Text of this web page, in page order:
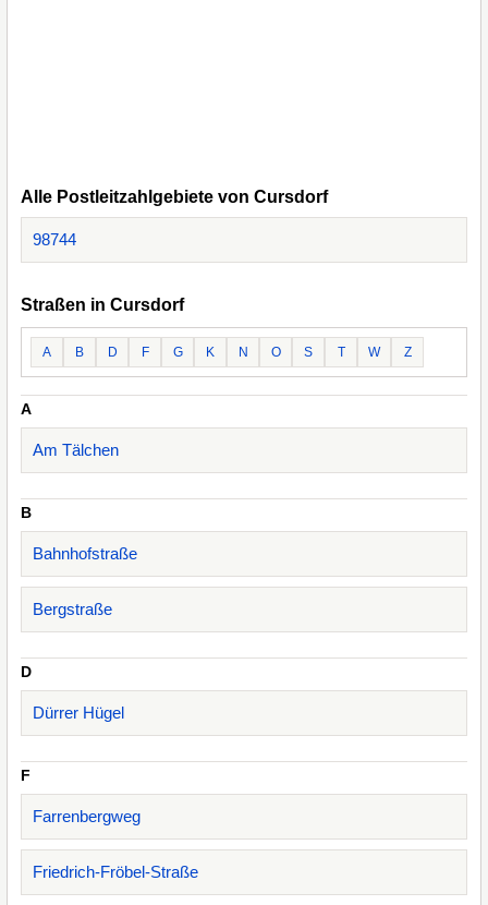
Alle Postleitzahlgebiete von Cursdorf
98744
Straßen in Cursdorf
A B D F G K N O S T W Z
A
Am Tälchen
B
Bahnhofstraße
Bergstraße
D
Dürrer Hügel
F
Farrenbergweg
Friedrich-Fröbel-Straße